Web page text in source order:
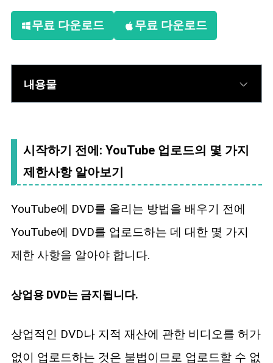
무료 다운로드 무료 다운로드
내용물
시작하기 전에: YouTube 업로드의 몇 가지
제한사항 알아보기
YouTube에 DVD를 올리는 방법을 배우기 전에
YouTube에 DVD를 업로드하는 데 대한 몇 가지
제한 사항을 알아야 합니다.
상업용 DVD는 금지됩니다.
상업적인 DVD나 지적 재산에 관한 비디오를 허가
없이 업로드하는 것은 불법이므로 업로드할 수 없